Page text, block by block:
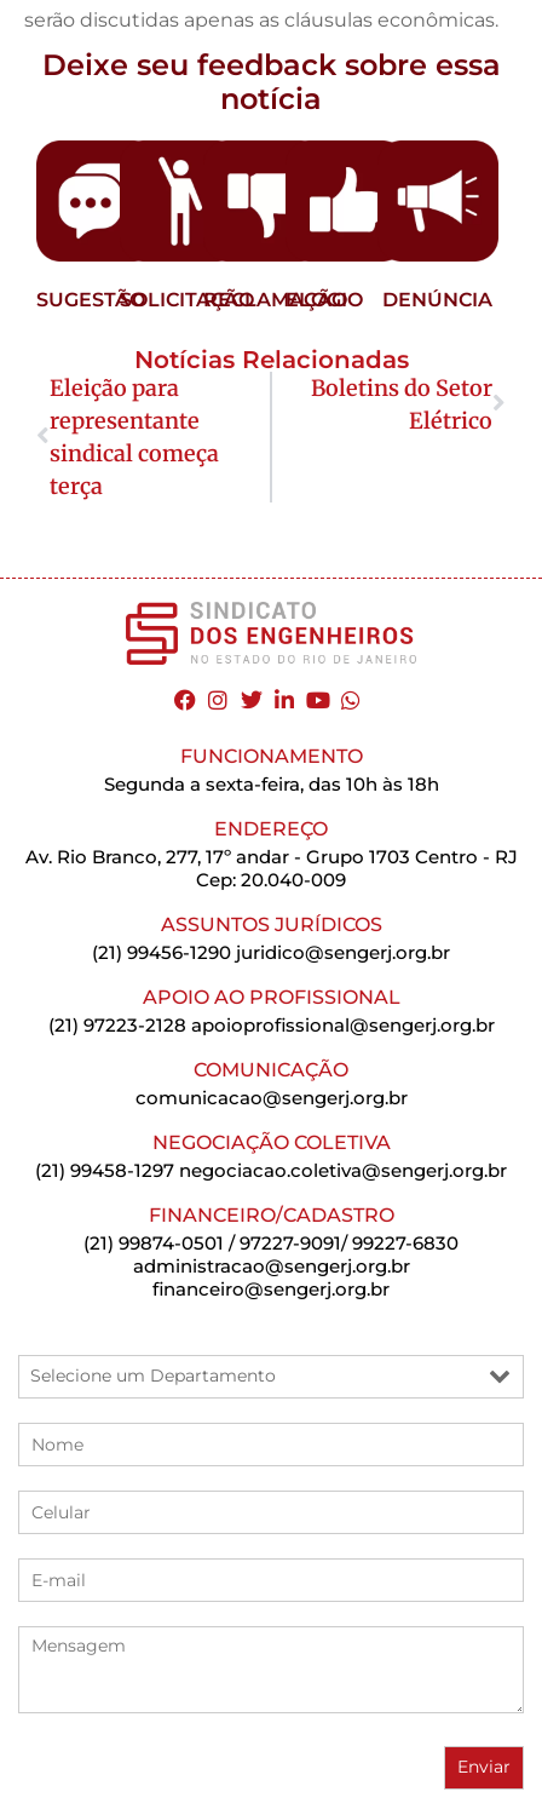
serão discutidas apenas as cláusulas econômicas.
Deixe seu feedback sobre essa
notícia
SUGESTÃOSOLICITAÇÃORECLAMAÇÃO
ELOGIO DENÚNCIA
Notícias Relacionadas
Eleição para
representante
sindical começa
terça
Boletins do Setor
Elétrico
FUNCIONAMENTO
Segunda a sexta-feira, das 10h às 18h
ENDEREÇO
Av. Rio Branco, 277, 17º andar - Grupo 1703 Centro - RJ
Cep: 20.040-009
ASSUNTOS JURÍDICOS
(21) 99456-1290 juridico@sengerj.org.br
APOIO AO PROFISSIONAL
(21) 97223-2128 apoioprofissional@sengerj.org.br
COMUNICAÇÃO
comunicacao@sengerj.org.br
NEGOCIAÇÃO COLETIVA
(21) 99458-1297 negociacao.coletiva@sengerj.org.br
FINANCEIRO/CADASTRO
(21) 99874-0501 / 97227-9091/ 99227-6830
administracao@sengerj.org.br
financeiro@sengerj.org.br